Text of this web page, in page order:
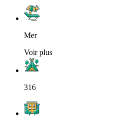
Mer
Voir plus
316